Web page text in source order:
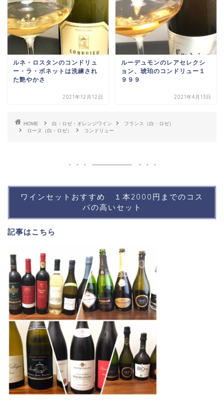
ルネ・ロスタンのコンドリュ
ー・ラ・ボネットは洗練され
た艶やかさ
2021年12月12日
ルーデュモンのレアセレクシ
ョン、琥珀のコンドリュー１
９９９
2021年4月13日
HOME 白・ロゼ・オレンジワイン
フランス（白・ロゼ）
ローヌ（白・ロゼ）
コンドリュー
ワインセットおすすめ １本2000円までのコス
パの高いセット
記事はこちら